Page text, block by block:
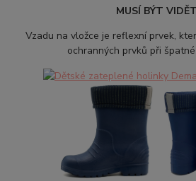
MUSÍ BÝT
Vzadu na vložce je reflexní prvek,
ochranných prvků při